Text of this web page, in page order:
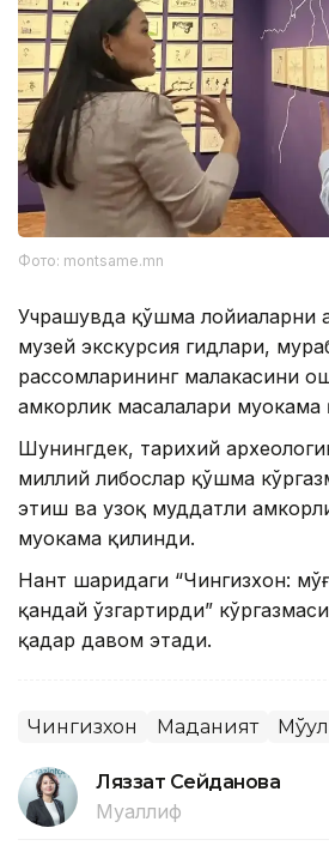
Фото: montsame.mn
Учрашувда қўшма
музей экскурсия гидлари,
рассомларининг малакасини
ҳамкорлик масалалари
Шунингдек, тарихий
миллий либослар қўшма
этиш ва узоқ муддатли
муҳокама қилинди.
Нант шаҳридаги “Чингизхон:
қандай ўзгартирди”
қадар давом этади.
Чингизхон Маданият
Ляззат Сейданова
Муаллиф